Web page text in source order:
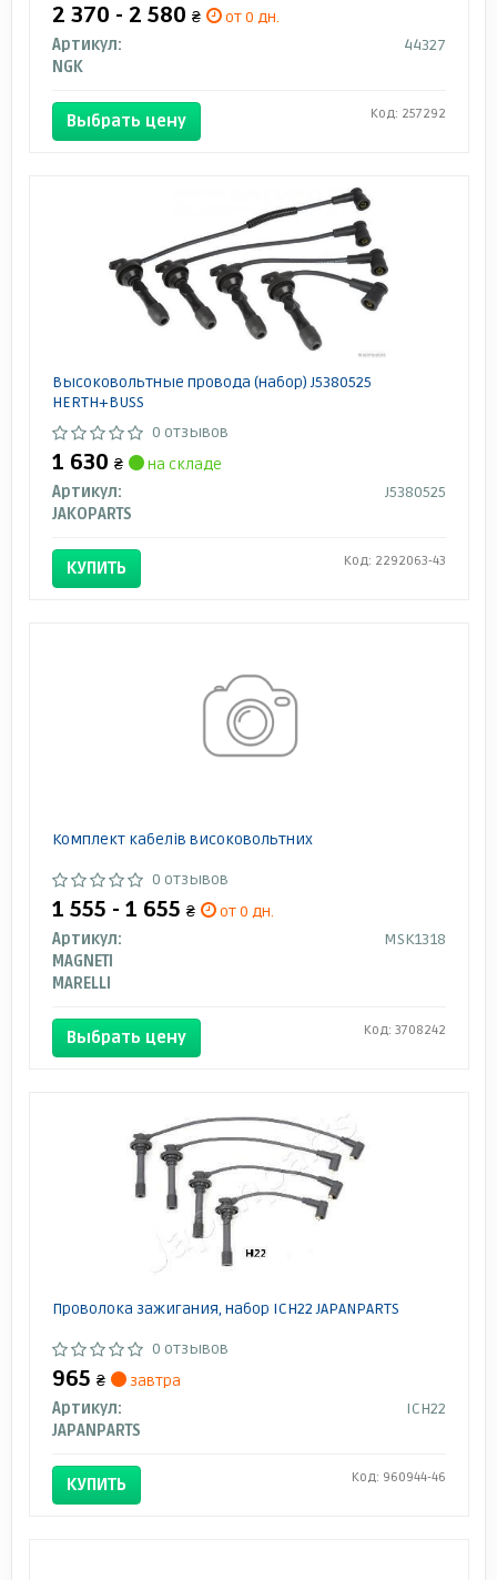
2 370 - 2 580 ₴
от 0 дн.
Артикул:
44327
NGK
Выбрать цену Код: 257292
Высоковольтные провода (набор) J5380525
HERTH+BUSS
0 отзывов
1 630 ₴
на складе
Артикул:
J5380525
JAKOPARTS
КУПИТЬ Код: 2292063-43
Комплект кабелів високовольтних
0 отзывов
1 555 - 1 655 ₴
от 0 дн.
Артикул:
MSK1318
MAGNETI
MARELLI
Выбрать цену Код: 3708242
Проволока зажигания, набор ICH22 JAPANPARTS
0 отзывов
965 ₴
завтра
Артикул:
ICH22
JAPANPARTS
КУПИТЬ Код: 960944-46